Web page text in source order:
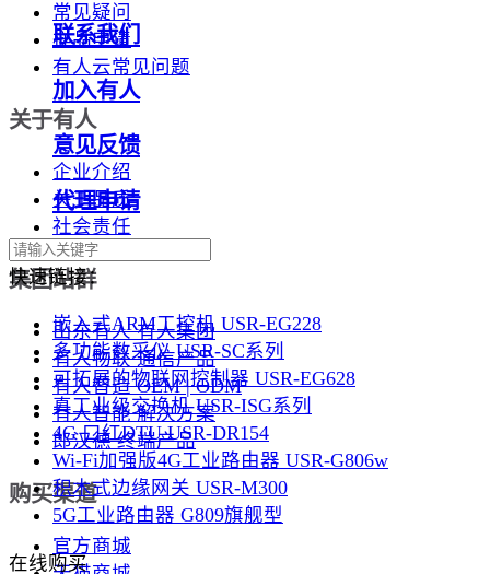
联系我们
加入有人
意见反馈
代理申请
快速链接：
嵌入式ARM工控机 USR-EG228
多功能数采仪 USR-SC系列
可拓展的物联网控制器 USR-EG628
真工业级交换机 USR-ISG系列
4G 口红DTU USR-DR154
Wi-Fi加强版4G工业路由器 USR-G806w
积木式边缘网关 USR-M300
5G工业路由器 G809旗舰型
在线购买
常见疑问
样品申请
有人云常见问题
关于有人
企业介绍
关于品质
社会责任
集团站群
山东有人 有人集团
有人物联 通信产品
有人智造 OEM | ODM
有人智能 解决方案
郎汉德 终端产品
购买渠道
官方商城